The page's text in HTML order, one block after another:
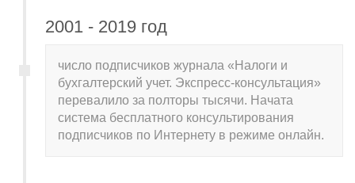
2001 - 2019 год
число подписчиков журнала «Налоги и
бухгалтерский учет. Экспресс-консультация»
перевалило за полторы тысячи. Начата
система бесплатного консультирования
подписчиков по Интернету в режиме онлайн.